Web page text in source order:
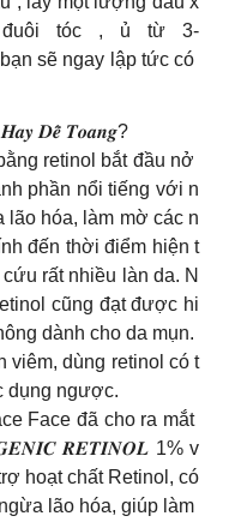
tóc , ủ từ 3-
sẽ ngay lập tức có
𝑫𝒆̂̃ 𝑻𝒐𝒂𝒏𝒈?
retinol bắt đầu nở
phần nổi tiếng với n
lão hóa, làm mờ các n
đến thời điểm hiện t
rất nhiều làn da. N
cũng đạt được hi
dành cho da mụn.
viêm, dùng retinol có t
dụng ngược.
Face đã cho ra mắt
𝑹𝑬𝑻𝑰𝑵𝑶𝑳 1% v
hoạt chất Retinol, có
lão hóa, giúp làm